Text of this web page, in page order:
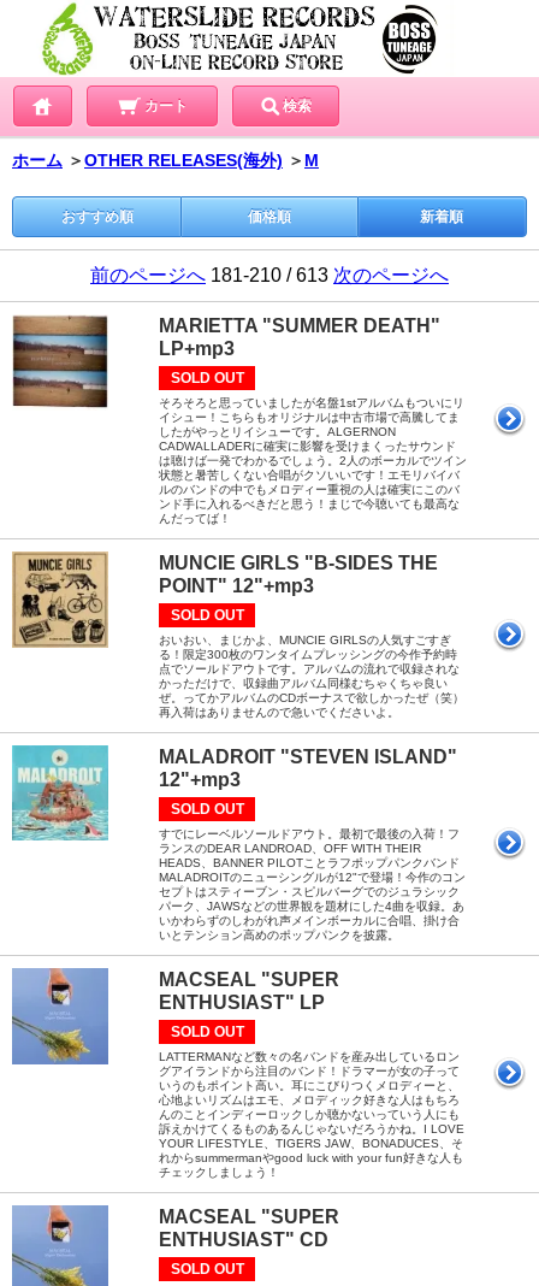
カート 検索
ホーム ＞OTHER RELEASES(海外) ＞ M
おすすめ順 価格順 新着順
前のページへ 181-210 / 613 次のページへ
MARIETTA "SUMMER DEATH"
LP+mp3
SOLD OUT
そろそろと思っていましたが名盤1stアルバムもついにリ
イシュー！こちらもオリジナルは中古市場で高騰してま
したがやっとリイシューです。ALGERNON
CADWALLADERに確実に影響を受けまくったサウンド
は聴けば一発でわかるでしょう。2人のボーカルでツイン
状態と暑苦しくない合唱がクソいいです！エモリバイバ
ルのバンドの中でもメロディー重視の人は確実にこのバ
ンド手に入れるべきだと思う！まじで今聴いても最高な
んだってば！
MUNCIE GIRLS "B-SIDES THE
POINT" 12"+mp3
SOLD OUT
おいおい、まじかよ、MUNCIE GIRLSの人気すごすぎ
る！限定300枚のワンタイムプレッシングの今作予約時
点でソールドアウトです。アルバムの流れで収録されな
かっただけで、収録曲アルバム同様むちゃくちゃ良い
ぜ。ってかアルバムのCDボーナスで欲しかったぜ（笑）
再入荷はありませんので急いでくださいよ。
MALADROIT "STEVEN ISLAND"
12"+mp3
SOLD OUT
すでにレーベルソールドアウト。最初で最後の入荷！フ
ランスのDEAR LANDROAD、OFF WITH THEIR
HEADS、BANNER PILOTことラフポップパンクバンド
MALADROITのニューシングルが12"で登場！今作のコン
セプトはスティーブン・スピルバーグでのジュラシック
パーク、JAWSなどの世界観を題材にした4曲を収録。あ
いかわらずのしわがれ声メインボーカルに合唱、掛け合
いとテンション高めのポップパンクを披露。
MACSEAL "SUPER
ENTHUSIAST" LP
SOLD OUT
LATTERMANなど数々の名バンドを産み出しているロン
グアイランドから注目のバンド！ドラマーが女の子って
いうのもポイント高い。耳にこびりつくメロディーと、
心地よいリズムはエモ、メロディック好きな人はもちろ
んのことインディーロックしか聴かないっていう人にも
訴えかけてくるものあるんじゃないだろうかね。I LOVE
YOUR LIFESTYLE、TIGERS JAW、BONADUCES、そ
れからsummermanやgood luck with your fun好きな人も
チェックしましょう！
MACSEAL "SUPER
ENTHUSIAST" CD
SOLD OUT